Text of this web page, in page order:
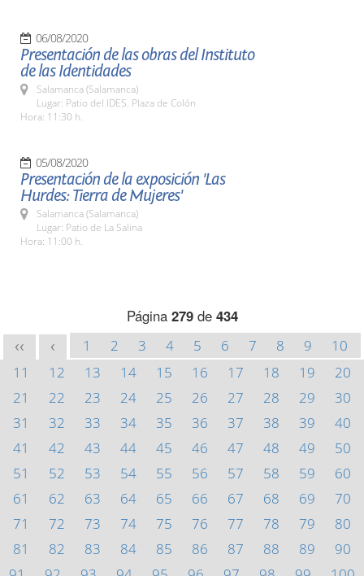
06/08/2020
Presentación de las obras del Instituto
de las Identidades
Salamanca (Salamanca)
Lugar: Patio del IDES. Plaza de Colón
Hora: 11:30 h.
05/08/2020
Presentación de la exposición 'Las
Hurdes: Tierra de Mujeres'
Salamanca (Salamanca)
Lugar: Patio de La Salina
Hora: 11:00 h.
Página 279de 434
<< < 1 2 3 4 5 6 7 8 9
10
11
12 13 14 15 16 17 18 19
20
21
22 23 24 25 26 27 28 29
30
31
32 33 34 35 36 37 38 39
40
41
42 43 44 45 46 47 48 49
50
51
52 53 54 55 56 57 58 59
60
61
62 63 64 65 66 67 68 69
70
71
72 73 74 75 76 77 78 79
80
81
82 83 84 85 86 87 88 89
90